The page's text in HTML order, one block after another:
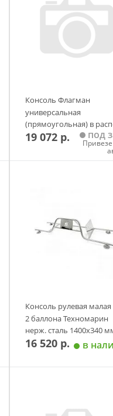
Консоль Флагман
универсальная
(прямоугольная) в
19 072 р. под
Консоль рулевая малая
2 баллона Техномарин
нерж. сталь 1400х340
16 520 р. в